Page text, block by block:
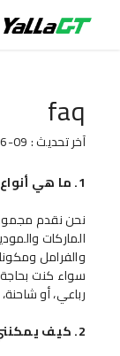
faq
آخر تحديث : 09-06-2024
1. ما هي أنواع قطع غيار السيارات التي تبيعها؟
نحن نقدم
الماركات
والفرامل
سواء كنت
رباعي، أو
2. كيف يمكنني العثور على الجزء المناسب لسيارتي؟